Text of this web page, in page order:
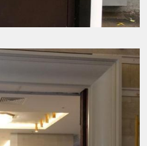
салона красоты